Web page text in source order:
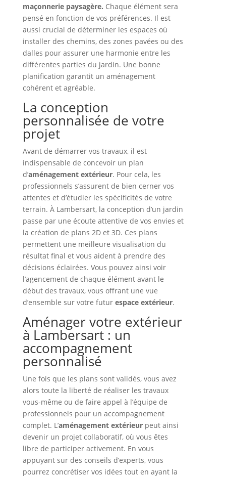
maçonnerie paysagère. Chaque élément sera
pensé en fonction de vos préférences. Il est
aussi crucial de déterminer les espaces où
installer des chemins, des zones pavées ou des
dalles pour assurer une harmonie entre les
différentes parties du jardin. Une bonne
planification garantit un aménagement
cohérent et agréable.
La conception
personnalisée de votre
projet
Avant de démarrer vos travaux, il est
indispensable de concevoir un plan
d’aménagement extérieur. Pour cela, les
professionnels s’assurent de bien cerner vos
attentes et d’étudier les spécificités de votre
terrain. À Lambersart, la conception d’un jardin
passe par une écoute attentive de vos envies et
la création de plans 2D et 3D. Ces plans
permettent une meilleure visualisation du
résultat final et vous aident à prendre des
décisions éclairées. Vous pouvez ainsi voir
l’agencement de chaque élément avant le
début des travaux, vous offrant une vue
d’ensemble sur votre futur espace extérieur.
Aménager votre extérieur
à Lambersart : un
accompagnement
personnalisé
Une fois que les plans sont validés, vous avez
alors toute la liberté de réaliser les travaux
vous-même ou de faire appel à l’équipe de
professionnels pour un accompagnement
complet. L’aménagement extérieurpeut ainsi
devenir un projet collaboratif, où vous êtes
libre de participer activement. En vous
appuyant sur des conseils d’experts, vous
pourrez concrétiser vos idées tout en ayant la